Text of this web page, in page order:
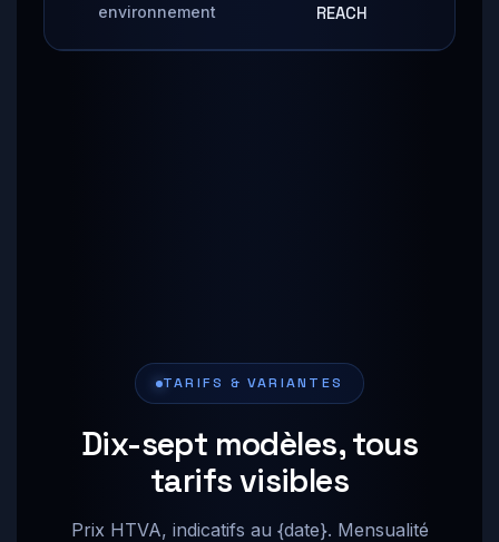
environnement
REACH
TARIFS & VARIANTES
Dix-sept modèles, tous
tarifs visibles
Prix HTVA, indicatifs au {date}. Mensualité